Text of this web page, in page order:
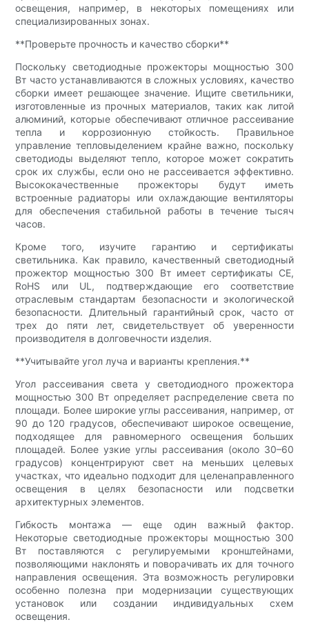
освещения, например, в некоторых помещениях или
специализированных зонах.
**Проверьте прочность и качество сборки**
Поскольку светодиодные прожекторы мощностью 300
Вт часто устанавливаются в сложных условиях, качество
сборки имеет решающее значение. Ищите светильники,
изготовленные из прочных материалов, таких как литой
алюминий, которые обеспечивают отличное рассеивание
тепла и коррозионную стойкость. Правильное
управление тепловыделением крайне важно, поскольку
светодиоды выделяют тепло, которое может сократить
срок их службы, если оно не рассеивается эффективно.
Высококачественные прожекторы будут иметь
встроенные радиаторы или охлаждающие вентиляторы
для обеспечения стабильной работы в течение тысяч
часов.
Кроме того, изучите гарантию и сертификаты
светильника. Как правило, качественный светодиодный
прожектор мощностью 300 Вт имеет сертификаты CE,
RoHS или UL, подтверждающие его соответствие
отраслевым стандартам безопасности и экологической
безопасности. Длительный гарантийный срок, часто от
трех до пяти лет, свидетельствует об уверенности
производителя в долговечности изделия.
**Учитывайте угол луча и варианты крепления.**
Угол рассеивания света у светодиодного прожектора
мощностью 300 Вт определяет распределение света по
площади. Более широкие углы рассеивания, например, от
90 до 120 градусов, обеспечивают широкое освещение,
подходящее для равномерного освещения больших
площадей. Более узкие углы рассеивания (около 30–60
градусов) концентрируют свет на меньших целевых
участках, что идеально подходит для целенаправленного
освещения в целях безопасности или подсветки
архитектурных элементов.
Гибкость монтажа — еще один важный фактор.
Некоторые светодиодные прожекторы мощностью 300
Вт поставляются с регулируемыми кронштейнами,
позволяющими наклонять и поворачивать их для точного
направления освещения. Эта возможность регулировки
особенно полезна при модернизации существующих
установок или создании индивидуальных схем
освещения.